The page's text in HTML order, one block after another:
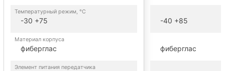
Температурный режим, °С
-30 +75
Материал корпуса
фиберглас
Элемент питания передатчика
-40 +85
фиберглас